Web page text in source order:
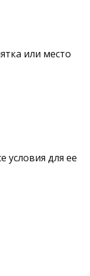
или место
условия для ее